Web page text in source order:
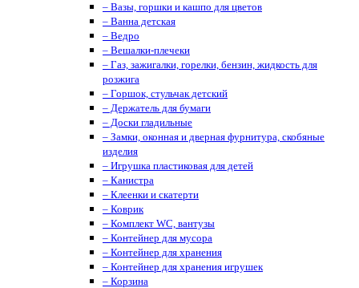
– Вазы, горшки и кашпо для цветов
– Ванна детская
– Ведро
– Вешалки-плечеки
– Газ, зажигалки, горелки, бензин, жидкость для
розжига
– Горшок, стульчак детский
– Держатель для бумаги
– Доски гладильные
– Замки, оконная и дверная фурнитура, скобяные
изделия
– Игрушка пластиковая для детей
– Канистра
– Клеенки и скатерти
– Коврик
– Комплект WC, вантузы
– Контейнер для мусора
– Контейнер для хранения
– Контейнер для хранения игрушек
– Корзина